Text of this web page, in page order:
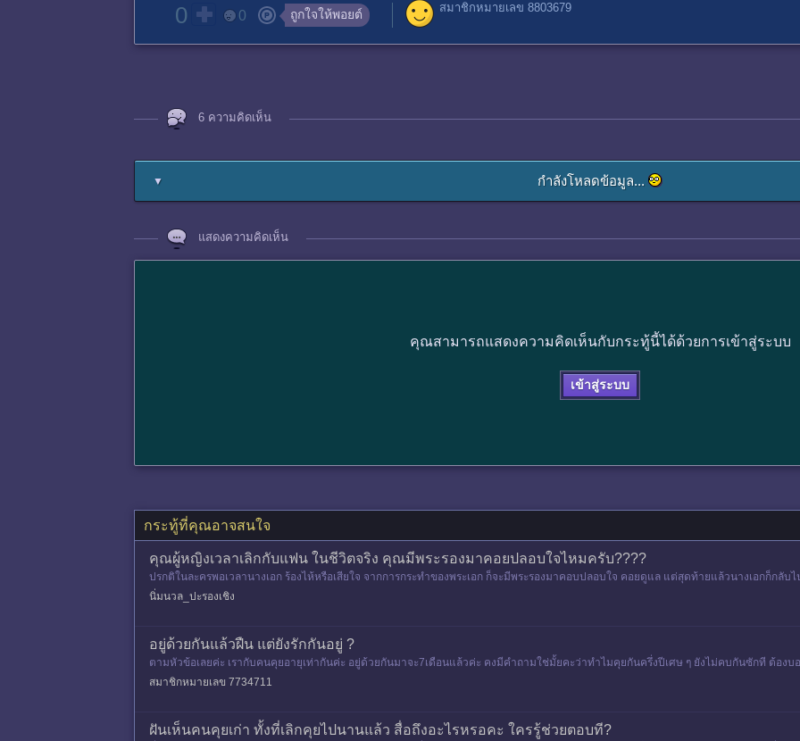
0 0 ถูกใจให้พอยต์ สมาชิกหมายเลข 8803679
6 ความคิดเห็น
▼ กำลังโหลดข้อมูล...
แสดงความคิดเห็น
คุณสามารถแสดงความคิดเห็นกับกระทู้นี้ได้ด้วยการเข้าสู่ระบบ
เข้าสู่ระบบ
กระทู้ที่คุณอาจสนใจ
คุณผู้หญิงเวลาเลิกกับแฟน ในชีวิตจริง คุณมีพระรองมาคอยปลอบใจไหมครับ????
ปรกติในละครพอเวลานางเอก ร้องไห้หรือเสียใจ จากการกระทำของพระเอก ก็จะมีพระรองมาคอบปลอบใจ คอยดูแล แต่สุดท้ายแล้วนางเอกก็กลับ
ชอบรังแก ส่วนตัว
นิ่มนวล_ปะรองเชิง
อยู่ด้วยกันแล้วฝืน แต่ยังรักกันอยู่ ?
ตามหัวข้อเลยค่ะ เรากับคนคุยอายุเท่ากันค่ะ ​อยู่ด้วยกันมาจะ7เดือนแล้วค่ะ คงมีคำถามใช่มั้ยคะว่าทำไมคุยกันครึ่งปีเศษ ๆ ยังไม่คบกันซักที ต้องบอ
ราเลยเคารพกา
สมาชิกหมายเลข 7734711
ฝันเห็นคนคุยเก่า ทั้งที่เลิกคุยไปนานแล้ว สื่อถึงอะไรหรอคะ ใครรู้ช่วยตอบที?